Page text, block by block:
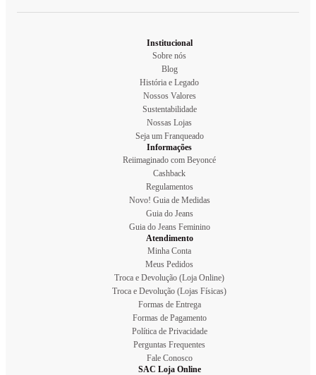
Institucional
Sobre nós
Blog
História e Legado
Nossos Valores
Sustentabilidade
Nossas Lojas
Seja um Franqueado
Informações
Reiimaginado com Beyoncé
Cashback
Regulamentos
Novo! Guia de Medidas
Guia do Jeans
Guia do Jeans Feminino
Atendimento
Minha Conta
Meus Pedidos
Troca e Devolução (Loja Online)
Troca e Devolução (Lojas Físicas)
Formas de Entrega
Formas de Pagamento
Política de Privacidade
Perguntas Frequentes
Fale Conosco
SAC Loja Online